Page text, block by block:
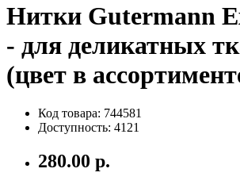
Нитки Gutermann
- для деликатных
(цвет в
Код товара: 744581
Доступность: 4121
280.00 р.